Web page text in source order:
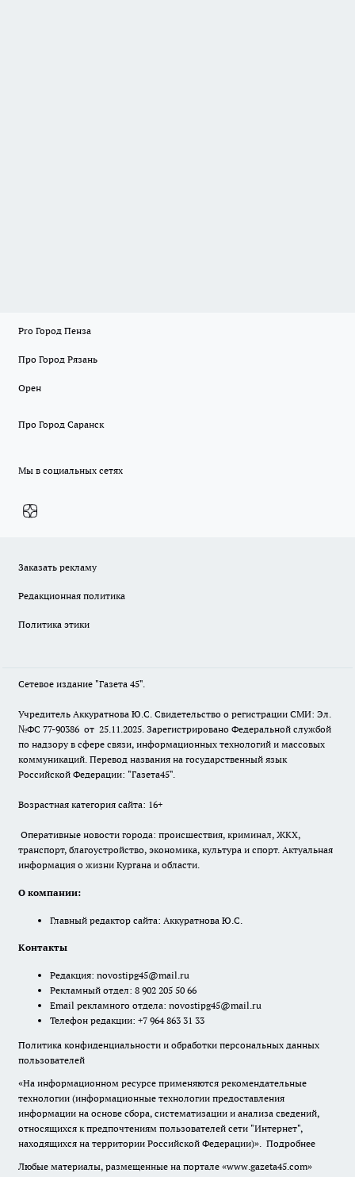
Pro Город Пенза
Про Город Рязань
Орен
Про Город Саранск
Мы в социальных сетях
Заказать рекламу
Редакционная политика
Политика этики
Сетевое издание "Газета 45".
Учредитель Аккуратнова Ю.С. Свидетельство о регистрации СМИ: Эл.
№ФС 77-90386 от 25.11.2025. Зарегистрировано Федеральной службой
по надзору в сфере связи, информационных технологий и массовых
коммуникаций. Перевод названия на государственный язык
Российской Федерации: "Газета45".
Возрастная категория сайта: 16+
Оперативные новости города: происшествия, криминал, ЖКХ,
транспорт, благоустройство, экономика, культура и спорт. Актуальная
информация о жизни Кургана и области.
О компании:
Главный редактор сайта: Аккуратнова Ю.С.
Контакты
Редакция: novostipg45@mail.ru
Рекламный отдел: 8 902 205 50 66
Email рекламного отдела: novostipg45@mail.ru
Телефон редакции: +7 964 863 31 33
Политика конфиденциальности и обработки персональных данных
пользователей
«На информационном ресурсе применяются рекомендательные
технологии (информационные технологии предоставления
информации на основе сбора, систематизации и анализа сведений,
относящихся к предпочтениям пользователей сети "Интернет",
находящихся на территории Российской Федерации)». Подробнее
Любые материалы, размещенные на портале «www.gazeta45.com»